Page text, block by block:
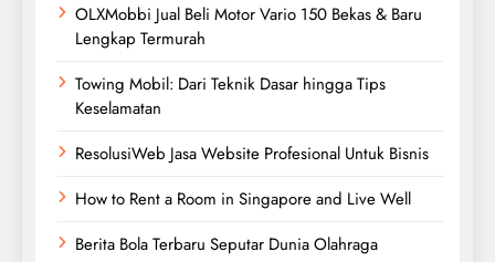
OLXMobbi Jual Beli Motor Vario 150 Bekas & Baru
Lengkap Termurah
Towing Mobil: Dari Teknik Dasar hingga Tips
Keselamatan
ResolusiWeb Jasa Website Profesional Untuk Bisnis
How to Rent a Room in Singapore and Live Well
Berita Bola Terbaru Seputar Dunia Olahraga